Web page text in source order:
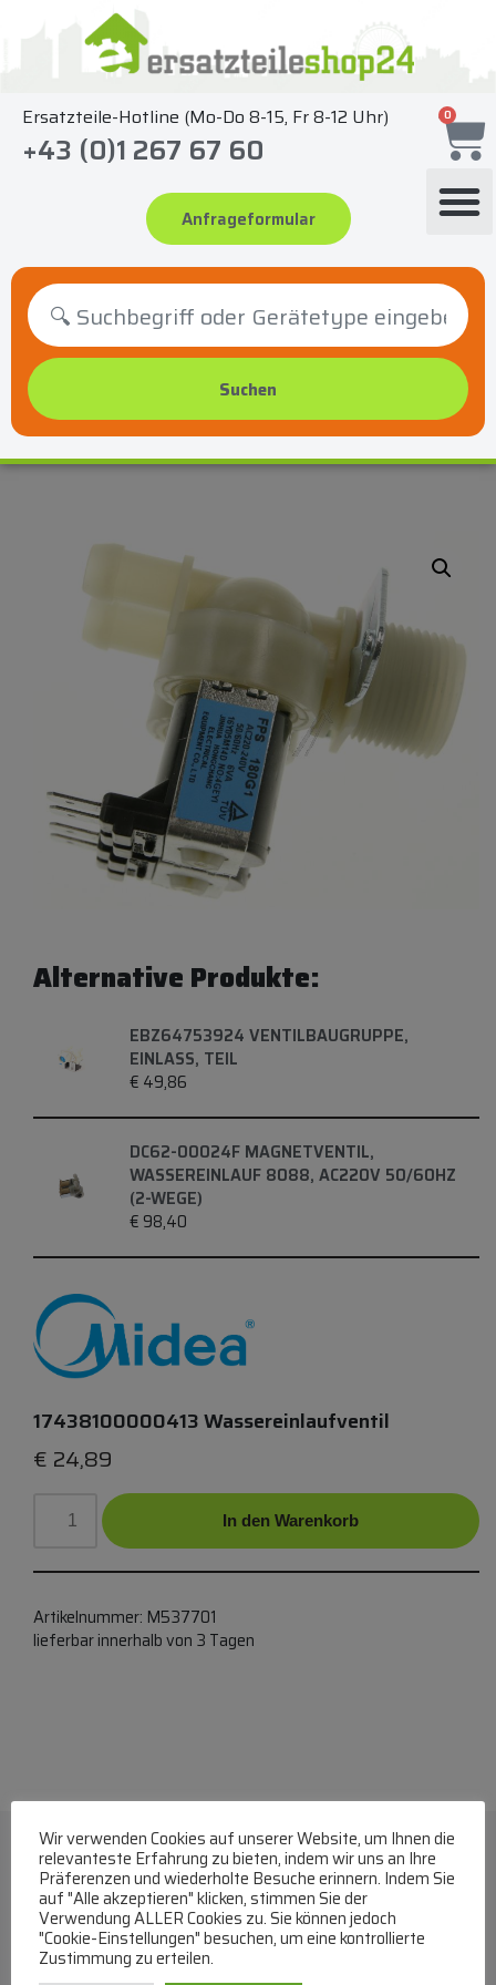
springen
Ersatzteile-Hotline (Mo-Do 8-15, Fr 8-12 Uhr)
+43 (0)1 267 67 60
Anfrageformular
0
Alternative Produkte:
EBZ64753924 VENTILBAUGRUPPE,
EINLASS, TEIL
€ 49,86
DC62-00024F MAGNETVENTIL,
WASSEREINLAUF 8088, AC220V 50/60HZ
(2-WEGE)
€ 98,40
17438100000413 Wassereinlaufventil
€ 24,89
In den Warenkorb
Artikelnummer: M537701
lieferbar innerhalb von 3 Tagen
Wir verwenden Cookies auf unserer Website, um Ihnen die
relevanteste Erfahrung zu bieten, indem wir uns an Ihre
Präferenzen und wiederholte Besuche erinnern. Indem Sie
auf "Alle akzeptieren" klicken, stimmen Sie der
Verwendung ALLER Cookies zu. Sie können jedoch
"Cookie-Einstellungen" besuchen, um eine kontrollierte
Zustimmung zu erteilen.